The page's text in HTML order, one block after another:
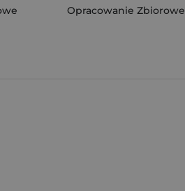
Opracowanie Zbiorowe